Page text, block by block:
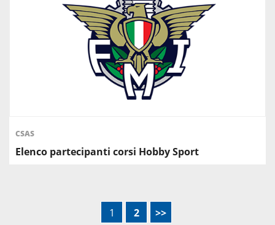
CSAS
Elenco partecipanti corsi Hobby Sport
1 2 >>